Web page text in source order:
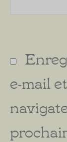
e-mail